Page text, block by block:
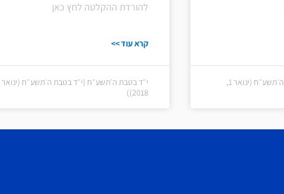
י״ד בטבת ה׳תשע״ח (י״ד בטבת ה׳תשע״ח (ינואר 1,
להורדת ההקלטה לחץ כאן
קרא עוד >>
2018))